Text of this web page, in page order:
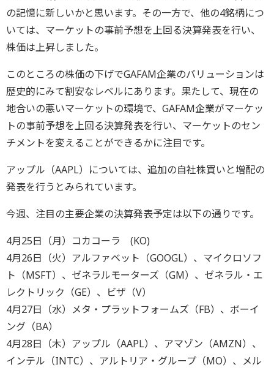
の記憶に新しいかと思います。その一方で、他の4銘柄につ
いては、マーケットの事前予想を上回る決算発表を行い、
株価は上昇しました。
このところの株価の下げでGAFAM企業のバリューションは
歴史的にみて割安なレベルにあります。果たして、現在の
地合いの悪いマーケットの環境で、GAFAM企業がマーケッ
トの事前予想を上回る決算発表を行い、マーケットのセン
チメントを変えることができるかに注目です。
アップル（AAPL）については、追加の自社株買いと増配の
発表を行うとみられています。
今週、注目の主要企業の決算発表予定は以下の通りです。
4月25日（月）コカコーラ (KO)
4月26日（火）アルファベット（GOOGL）、マイクロソフ
ト（MSFT）、ゼネラルモーターズ（GM）、ゼネラル・エ
レクトリック（GE）、ビザ（V）
4月27日（水）メタ・プラットフォームズ（FB）、ボーイ
ング（BA）
4月28日（木）アップル（AAPL）、アマゾン（AMZN）、
インテル（INTC）、アルトリア・グループ（MO）、メル